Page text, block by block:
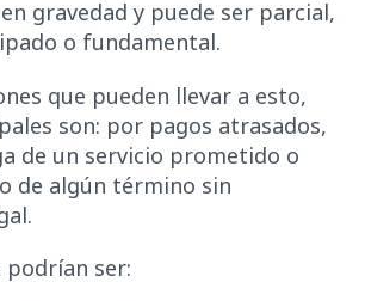
gravedad y puede ser parcial,
o fundamental.
que pueden llevar a esto,
son: por pagos atrasados,
de un servicio prometido o
de algún término sin
ser: